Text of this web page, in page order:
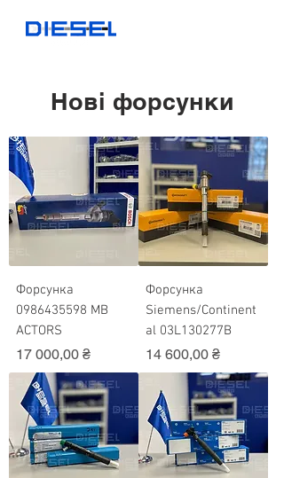
Нові форсунки
Форсунка
0986435598 MB
ACTORS
Ціна
17 000,00 ₴
Форсунка
Siemens/Continent
al 03L130277B
Ціна
14 600,00 ₴